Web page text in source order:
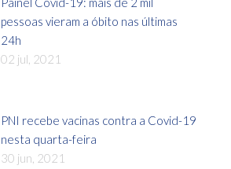
pessoas vieram a óbito nas últimas
24h
02 jul, 2021
PNI recebe vacinas contra a Covid-19
nesta quarta-feira
30 jun, 2021